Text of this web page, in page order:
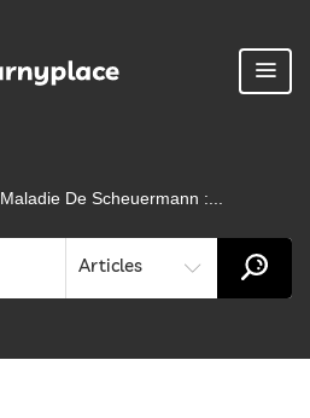
Maladie De Scheuermann :...
Articles